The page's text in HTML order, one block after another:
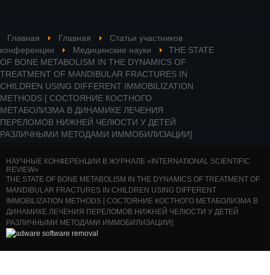
Главная Главная
Статьи участников
конференции
Медицинские науки
THE STATE
OF BONE METABOLISM IN THE DYNAMICS OF
TREATMENT OF MANDIBULAR FRACTURES IN
CHILDREN USING DIFFERENT IMMOBILIZATION
METHODS [ СОСТОЯНИЕ КОСТНОГО
МЕТАБОЛИЗМА В ДИНАМИКЕ ЛЕЧЕНИЯ
ПЕРЕЛОМОВ НИЖНЕЙ ЧЕЛЮСТИ У ДЕТЕЙ
РАЗЛИЧНЫМИ МЕТОДАМИ ИММОБИЛИЗАЦИИ]
НАУЧНЫЕ КОНФЕРЕНЦИИ В ЖУРНАЛЕ «INTERNATIONAL SCIENTIFIC
REVIEW»
THE STATE OF BONE METABOLISM IN THE DYNAMICS OF TREATMENT OF
MANDIBULAR FRACTURES IN CHILDREN USING DIFFERENT
IMMOBILIZATION METHODS [ СОСТОЯНИЕ КОСТНОГО МЕТАБОЛИЗМА В
ДИНАМИКЕ ЛЕЧЕНИЯ ПЕРЕЛОМОВ НИЖНЕЙ ЧЕЛЮСТИ У ДЕТЕЙ
РАЗЛИЧНЫМИ МЕТОДАМИ ИММОБИЛИЗАЦИИ]